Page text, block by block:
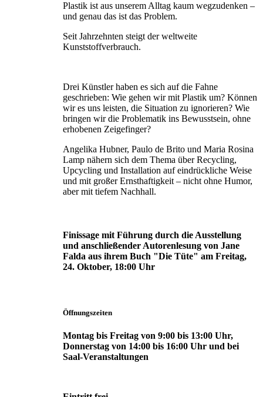
Plastik ist aus unserem Alltag kaum wegzudenken –
und genau das ist das Problem.
Seit Jahrzehnten steigt der weltweite
Kunststoffverbrauch.
Drei Künstler haben es sich auf die Fahne
geschrieben: Wie gehen wir mit Plastik um? Können
wir es uns leisten, die Situation zu ignorie­ren? Wie
bringen wir die Problematik ins Bewusstsein, ohne
erhobenen Zeigefinger?
Angelika Hubner, Paulo de Brito und Maria Rosina
Lamp nähern sich dem Thema über Recycling,
Upcycling und Installation auf eindrückliche Weise
und mit großer Ernst­haftigkeit – nicht ohne Humor,
aber mit tiefem Nachhall.
Finissage mit Führung durch die Ausstellung
und anschließender Autorenlesung von Jane
Falda aus ihrem Buch "Die Tüte" am Freitag,
24. Oktober, 18:00 Uhr
Öffnungszeiten
Montag bis Freitag von 9:00 bis 13:00 Uhr,
Donnerstag von 14:00 bis 16:00 Uhr und bei
Saal-Veranstaltungen